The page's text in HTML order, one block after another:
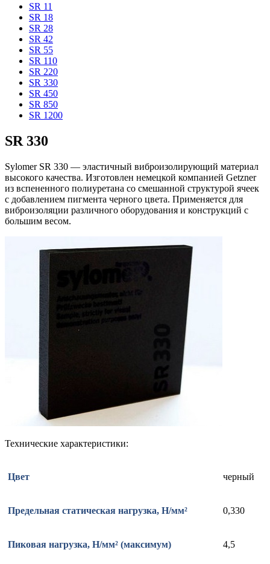
SR 11
SR 18
SR 28
SR 42
SR 55
SR 110
SR 220
SR 330
SR 450
SR 850
SR 1200
SR 330
Sylomer SR 330 — эластичный виброизолирующий материал
высокого качества. Изготовлен немецкой компанией Getzner
из вспененного полиуретана со смешанной структурой ячеек
с добавлением пигмента черного цвета. Применяется для
виброизоляции различного оборудования и конструкций с
большим весом.
Технические характеристики:
Цвет черный
Предельная статическая нагрузка, Н/мм² 0,330
Пиковая нагрузка, Н/мм² (максимум) 4,5